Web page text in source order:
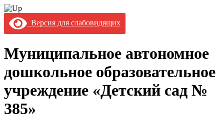
Версия для слабовидящих
Муниципальное автономное
дошкольное образовательное
учреждение «Детский сад №
385»